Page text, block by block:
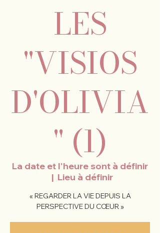
LES
"VISIOS
D'OLIVIA
" (1)
La date et l'heure sont à définir
  |
Lieu à définir
« REGARDER LA VIE DEPUIS LA
PERSPECTIVE DU CŒUR »